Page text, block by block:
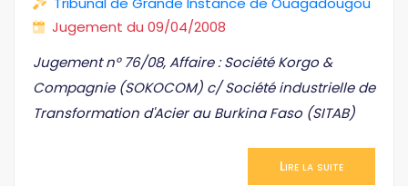
Jugement du 09/04/2008
Jugement n° 76/08, Affaire : Société Korgo &
Compagnie (SOKOCOM) c/ Société industrielle de
Transformation d'Acier au Burkina Faso (SITAB)
Lire la suite